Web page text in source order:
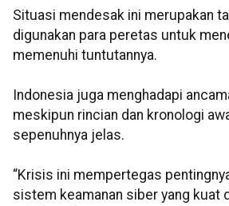
Situasi mendesak ini merupakan
digunakan para peretas untuk
memenuhi tuntutannya.
Indonesia juga menghadapi
meskipun rincian dan kronologi
sepenuhnya jelas.
“Krisis ini mempertegas
sistem keamanan siber yang kuat